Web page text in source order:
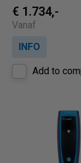
€ 1.734,-
Vanaf
INFO
Add to